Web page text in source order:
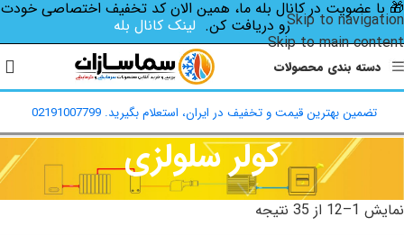
Skip to navigation
Skip to main content
🎁 با عضویت در کانال بله ما، همین الان کد تخفیف اختصاصی‌ خودت
رو دریافت کن. لینک کانال بله
دسته بندی محصولات
تضمین بهترین قیمت و تخفیف در ایران، استعلام بگیرید. 02191007799
کولر سلولزی
محصولات برچسب خورده “کولر سلولزی”
نمایش 1–12 از 35 نتیجه